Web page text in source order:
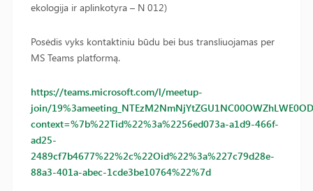
ekologija ir aplinkotyra – N 012)
Posėdis vyks kontaktiniu būdu bei bus transliuojamas per
MS Teams platformą.
https://teams.microsoft.com/l/meetup-
join/
context=%7b%22Tid%22%3a%2256ed073a-a1d9-466f-
ad25-
2489cf7b4677%22%2c%22Oid%22%3a%227c79d28e-
88a3-401a-abec-1cde3be10764%22%7d